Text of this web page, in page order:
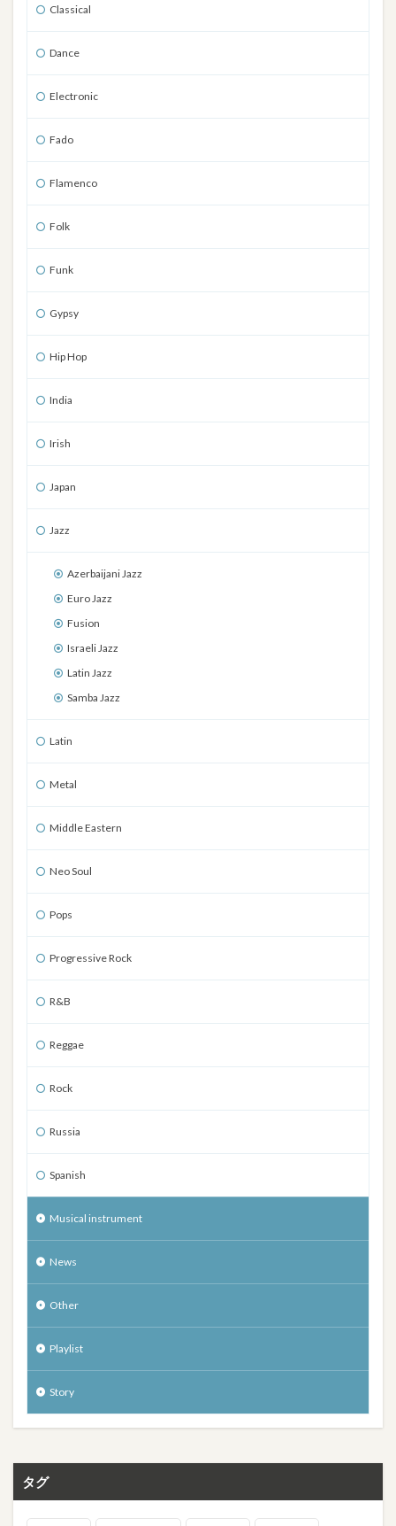
Classical
Dance
Electronic
Fado
Flamenco
Folk
Funk
Gypsy
Hip Hop
India
Irish
Japan
Jazz
Azerbaijani Jazz
Euro Jazz
Fusion
Israeli Jazz
Latin Jazz
Samba Jazz
Latin
Metal
Middle Eastern
Neo Soul
Pops
Progressive Rock
R&B
Reggae
Rock
Russia
Spanish
Musical instrument
News
Other
Playlist
Story
タグ